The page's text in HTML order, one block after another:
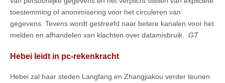
toestemming of anonimisering voor het circuleren van
gegevens. Tevens wordt gestreefd naar betere kanalen voor het
melden en afhandelen van klachten over datamisbruik. GT
Hebei leidt in pc-rekenkracht
Hebei zal haar steden Langfang en Zhangjiakou verder teunen